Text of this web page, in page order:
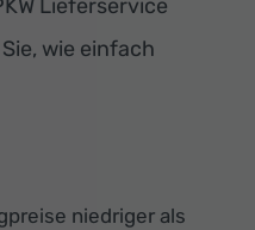
Lieferservice
wie einfach
niedriger als